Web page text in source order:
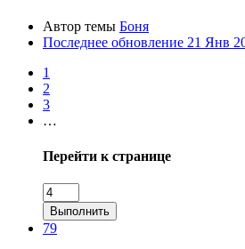
Автор темы Боня
Последнее обновление 21 Янв
1
2
3
…
Перейти к странице
Выполнить
79